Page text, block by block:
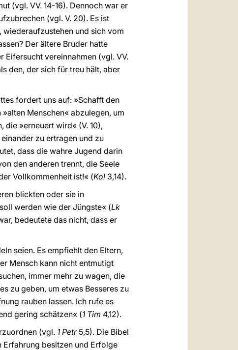
(vgl. VV. 14-16). Dennoch war er
(vgl. V. 20). Es ist
wiederaufzustehen und sich vom
Der ältere Bruder hatte
Eifersucht vereinnahmen (vgl. VV.
den, der sich für treu hält, aber
fordert uns auf: »Schafft den
Menschen« abzulegen, um
die »erneuert wird« (V. 10),
zu ertragen und zu
dass die wahre Jugend darin
den anderen trennt, die Seele
Vollkommenheit ist!« (Kol 3,14).
blickten oder sie in
werden wie der Jüngste« (Lk
bedeutete das nicht, dass er
seien. Es empfiehlt den Eltern,
Mensch kann nicht entmutigt
immer mehr zu wagen, die
zu geben, um etwas Besseres zu
rauben lassen. Ich rufe es
gering schätzen« (1 Tim 4,12).
(vgl. 1 Petr 5,5). Die Bibel
Erfahrung besitzen und Erfolge